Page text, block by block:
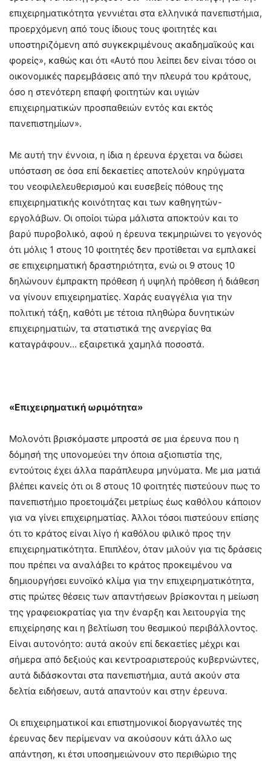
επιχειρηματικότητα γεννιέται στα ελληνικά πανεπιστήμια,
προερχόμενη από τους ίδιους τους φοιτητές και
υποστηριζόμενη από συγκεκριμένους ακαδημαϊκούς και
φορείς», καθώς και ότι «Αυτό που λείπει δεν είναι τόσο οι
οικονομικές παρεμβάσεις από την πλευρά του κράτους,
όσο η στενότερη επαφή φοιτητών και υγιών
επιχειρηματικών προσπαθειών εντός και εκτός
πανεπιστημίων».
Με αυτή την έννοια, η ίδια η έρευνα έρχεται να δώσει
υπόσταση σε όσα επί δεκαετίες αποτελούν κηρύγματα
του νεοφιλελευθερισμού και ευσεβείς πόθους της
επιχειρηματικής κοινότητας και των καθηγητών-
εργολάβων. Οι οποίοι τώρα μάλιστα αποκτούν και το
βαρύ πυροβολικό, αφού η έρευνα τεκμηριώνει το γεγονός
ότι μόλις 1 στους 10 φοιτητές δεν προτίθεται να εμπλακεί
σε επιχειρηματική δραστηριότητα, ενώ οι 9 στους 10
δηλώνουν έμπρακτη πρόθεση ή υψηλή πρόθεση ή διάθεση
να γίνουν επιχειρηματίες. Χαράς ευαγγέλια για την
πολιτική τάξη, καθότι με τέτοια πληθώρα δυνητικών
επιχειρηματιών, τα στατιστικά της ανεργίας θα
καταγράφουν… εξαιρετικά χαμηλά ποσοστά.
«Επιχειρηματική ωριμότητα»
Μολονότι βρισκόμαστε μπροστά σε μια έρευνα που η
δόμησή της υπονομεύει την όποια αξιοπιστία της,
εντούτοις έχει άλλα παράπλευρα μηνύματα. Με μια ματιά
βλέπει κανείς ότι οι 8 στους 10 φοιτητές πιστεύουν πως το
πανεπιστήμιο προετοιμάζει μετρίως έως καθόλου κάποιον
για να γίνει επιχειρηματίας. Άλλοι τόσοι πιστεύουν επίσης
ότι το κράτος είναι λίγο ή καθόλου φιλικό προς την
επιχειρηματικότητα. Επιπλέον, όταν μιλούν για τις δράσεις
που πρέπει να αναλάβει το κράτος προκειμένου να
δημιουργήσει ευνοϊκό κλίμα για την επιχειρηματικότητα,
στις πρώτες θέσεις των απαντήσεων βρίσκονται η μείωση
της γραφειοκρατίας για την έναρξη και λειτουργία της
επιχείρησης και η βελτίωση του θεσμικού περιβάλλοντος.
Είναι αυτονόητο: αυτά ακούν επί δεκαετίες μέχρι και
σήμερα από δεξιούς και κεντροαριστερούς κυβερνώντες,
αυτά διδάσκονται στα πανεπιστήμια, αυτά ακούν στα
δελτία ειδήσεων, αυτά απαντούν και στην έρευνα.
Οι επιχειρηματικοί και επιστημονικοί διοργανωτές της
έρευνας δεν περίμεναν να ακούσουν κάτι άλλο ως
απάντηση, κι έτσι υποσημειώνουν στο περιθώριο της